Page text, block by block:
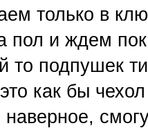
только в
пол и ждем
то подпушек
как бы
наверное,